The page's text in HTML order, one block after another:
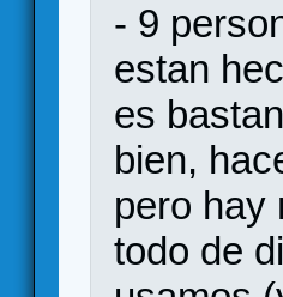
- 9
estan
es
bien,
pero hay
todo de